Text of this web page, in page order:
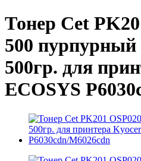
Тонер Cet
500
500гр. для
ECOSYS